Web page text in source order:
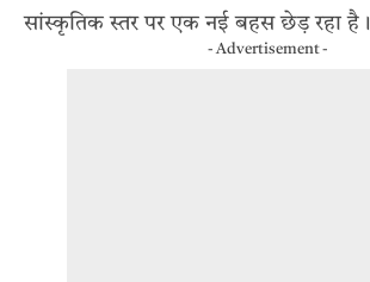
सांस्कृतिक स्तर पर एक नई बहस छेड़ रहा है।
- Advertisement -